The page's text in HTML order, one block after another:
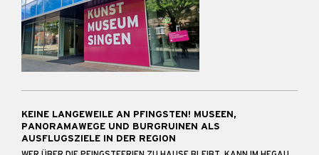
KEINE LANGEWEILE AN PFINGSTEN! MUSEEN,
PANORAMAWEGE UND BURGRUINEN ALS
AUSFLUGSZIELE IN DER REGION